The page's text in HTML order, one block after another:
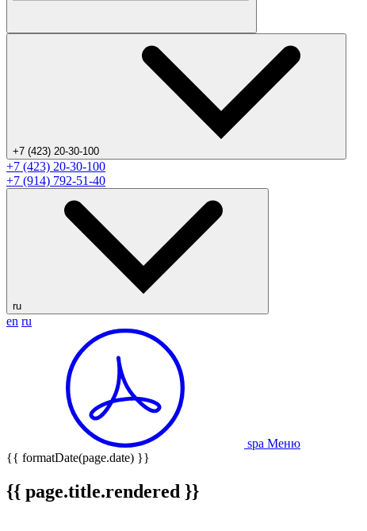
+7 (423) 20-30-100
+7 (423) 20-30-100
+7 (914) 792-51-40
ru
en ru
spa Меню
{{ formatDate(page.date) }}
{{ page.title.rendered }}